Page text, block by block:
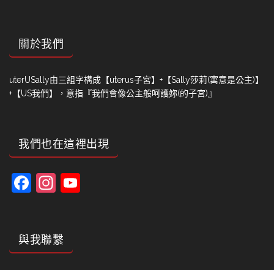
關於我們
uterUSally由三組字構成【uterus子宮】+【Sally莎莉(寓意是公主)】
+【US我們】，意指『我們會像公主般呵護妳(的子宮)』
我們也在這裡出現
Facebook
Instagram
與我聯繫